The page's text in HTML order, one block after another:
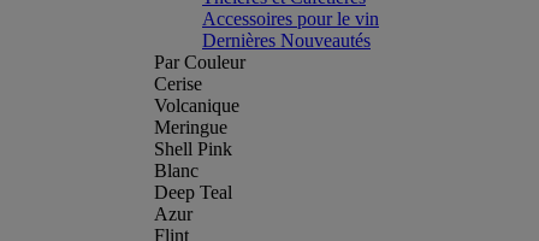
Accessoires pour le vin
Dernières Nouveautés
Par Couleur
Cerise
Volcanique
Meringue
Shell Pink
Blanc
Deep Teal
Azur
Flint